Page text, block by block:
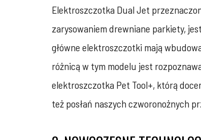
Elektroszczotka Dual Jet
zarysowaniem drewniane parkiety,
główne elektroszczotki mają
różnicą w tym modelu jest
elektroszczotka Pet Tool+, którą
też posłań naszych czworonożnych